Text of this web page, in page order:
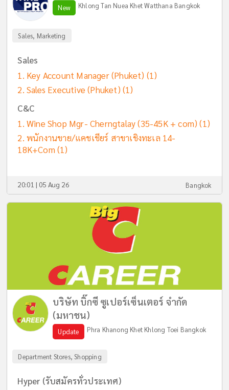
New Khlong Tan Nuea Khet Watthana Bangkok
Sales, Marketing
Sales
Key Account Manager (Phuket) (1)
Sales Executive (Phuket) (1)
C&C
Wine Shop Mgr- Cherngtalay (35-45K + com) (1)
พนักงานขาย/แคชเชียร์ สาขาเชิงทะเล 14-
18K+Com(1)
20:01 | 05 Aug 26 Bangkok
บริษัท บิ๊กซี ซูเปอร์เซ็นเตอร์ จำกัด
(มหาชน)
Update Phra Khanong Khet Khlong Toei Bangkok
Department Stores, Shopping
Hyper (รับสมัครทั่วประเทศ)